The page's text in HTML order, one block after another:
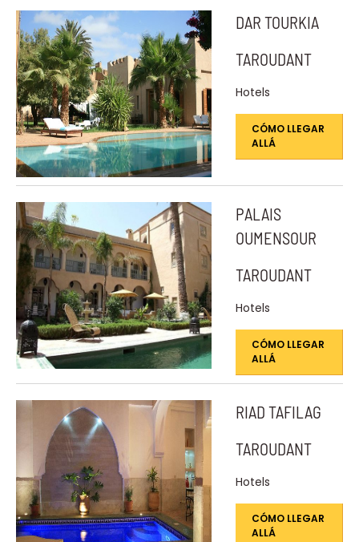
DAR TOURKIA
TAROUDANT
Hotels
CÓMO LLEGAR
ALLÁ
PALAIS
OUMENSOUR
TAROUDANT
Hotels
CÓMO LLEGAR
ALLÁ
RIAD TAFILAG
TAROUDANT
Hotels
CÓMO LLEGAR
ALLÁ